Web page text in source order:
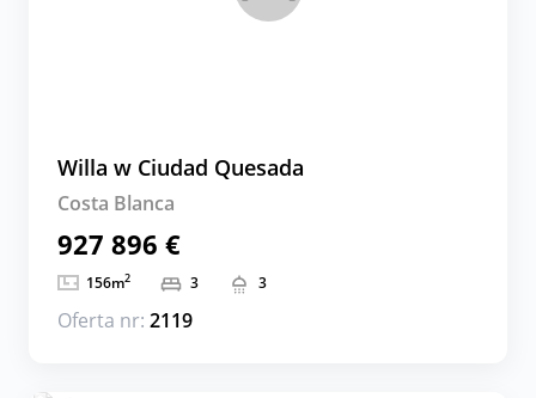
Willa w Ciudad Quesada
Costa Blanca
927 896 €
156m2 3 3
Oferta nr: 2119